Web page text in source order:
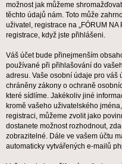
možnost jak můžeme
těchto údajů nám. Toto může
uživatel, registrace na „FÓRUM
registrace, když jste přihlášeni.
Váš účet bude přinejmenším
používané při přihlašování do
adresu. Vaše osobní údaje pro váš
chráněny zákony o ochraně
které sídlíme. Jakékoliv jiné
kromě vašeho uživatelského
registraci, můžeme zvolit jako
dostanete možnost rozhodnout,
zobrazitelné. Dále ve vašem účtu
automaticky vytvářených e-mailů